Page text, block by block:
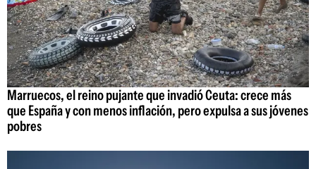
Marruecos, el reino pujante que invadió Ceuta: crece más
que España y con menos inflación, pero expulsa a sus jóvenes
pobres